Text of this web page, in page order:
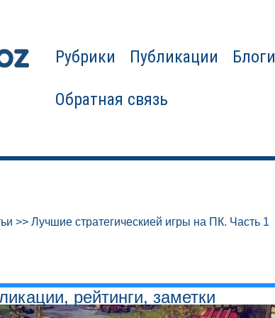
Рубрики Публикации Блоги
Обратная связь
>> Лучшие стратегическией игры на ПК. Часть 1
рейтинги, заметки